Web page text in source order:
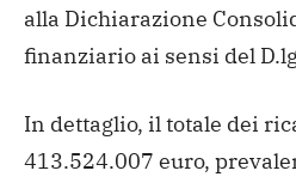
alla Dichiarazione
finanziario ai sensi del
In dettaglio, il totale dei
413.524.007 euro,